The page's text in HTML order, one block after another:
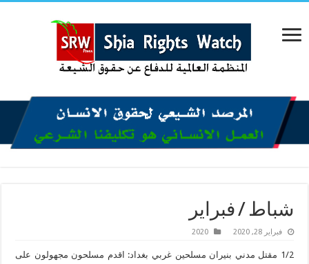
شباط / فبراير
فبراير 28, 2020 2020
1/2 مقتل مدني بنيران مسلحين غربي بغداد: اقدم مسلحون مجهولون على